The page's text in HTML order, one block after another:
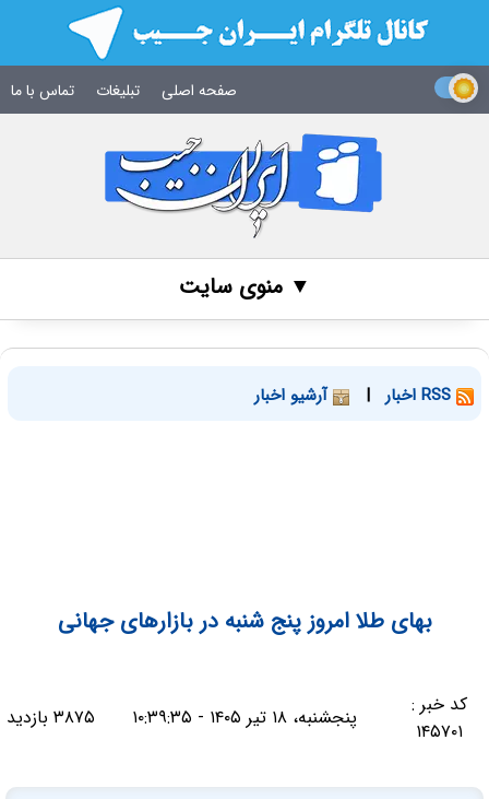
صفحه اصلی تبلیغات تماس با ما
▼ منوی سایت
| آرشیو اخبار
بهای طلا امروز پنج شنبه در بازارهای جهانی
کد خبر :
۱۴۵۷۰۱
پنجشنبه، ۱۸ تیر ۱۴۰۵ - ۱۰:۳۹:۳۵ ۳۸۷۵ بازدید